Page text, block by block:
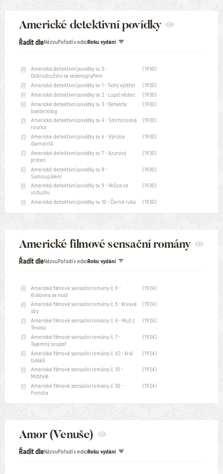
Americké detektivní povídky
Řadit dleNázvuPořadí v ediciRoku vydání
Americké detektivní povídky sv. 5 -
Dobrodružství se seismografem
(1930)
Americké detektivní povídky sv. 1 - Tichý výstřel
(1930)
Americké detektivní povídky sv. 2 - Lupič vědec
(1930)
Americké detektivní povídky sv. 3 - Detektiv
bakteriolog
(1930)
Americké detektivní povídky sv. 4 - Smrtonosná
rourka
(1930)
Americké detektivní povídky sv. 6 - Výroba
diamantů
(1930)
Americké detektivní povídky sv. 7 - Azurový
prsten
(1930)
Americké detektivní povídky sv. 8 -
Samoupálení
(1930)
Americké detektivní povídky sv. 9 - Hrůza ve
vzduchu
(1930)
Americké detektivní povídky sv. 10 - Černá ruka (1930)
Americké filmové sensační romány
Řadit dleNázvuPořadí v ediciRoku vydání
Americké filmové sensační romány č. 9 -
Královna se nudí
(1924)
Americké filmové sensační romány č. 5 - Krvavé
slzy
(1924)
Americké filmové sensační romány č. 4 - Muž z
Texasu
(1924)
Americké filmové sensační romány č. 7 -
Tajemný soupeř
(1924)
Americké filmové sensační romány č. 42 - Král
tuláků
(1924)
Americké filmové sensační romány č. 10 -
Mstitelé
(1924)
Americké filmové sensační romány č. 50 -
Pomsta
(1924)
Amor (Venuše)
Řadit dleNázvuPořadí v ediciRoku vydání